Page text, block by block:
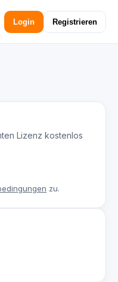
Login Registrieren
Lizenz kostenlos
zu.